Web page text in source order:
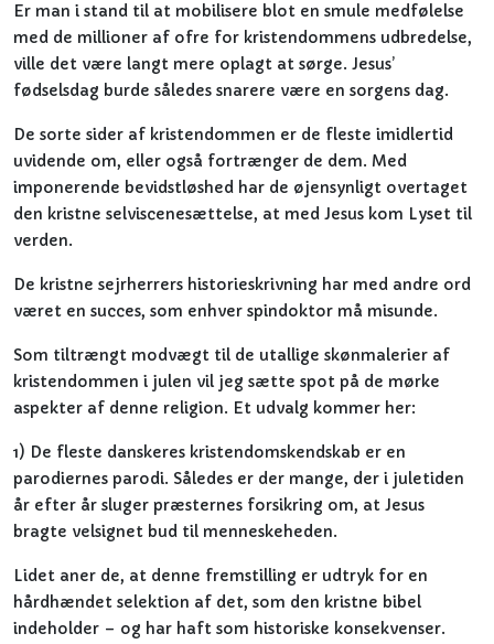
Er man i stand til at mobilisere blot en smule medfølelse
med de millioner af ofre for kristendommens udbredelse,
ville det være langt mere oplagt at sørge. Jesus’
fødselsdag burde således snarere være en sorgens dag.
De sorte sider af kristendommen er de fleste imidlertid
uvidende om, eller også fortrænger de dem. Med
imponerende bevidstløshed har de øjensynligt overtaget
den kristne selviscenesættelse, at med Jesus kom Lyset til
verden.
De kristne sejrherrers historieskrivning har med andre ord
været en succes, som enhver spindoktor må misunde.
Som tiltrængt modvægt til de utallige skønmalerier af
kristendommen i julen vil jeg sætte spot på de mørke
aspekter af denne religion. Et udvalg kommer her:
1) De fleste danskeres kristendomskendskab er en
parodiernes parodi. Således er der mange, der i juletiden
år efter år sluger præsternes forsikring om, at Jesus
bragte velsignet bud til menneskeheden.
Lidet aner de, at denne fremstilling er udtryk for en
hårdhændet selektion af det, som den kristne bibel
indeholder – og har haft som historiske konsekvenser.